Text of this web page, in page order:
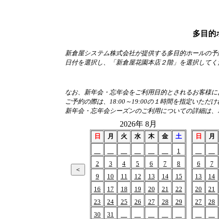
多目的
新倉屋システム株式会社が提供する多目的ホールの
日付を選択し、「新倉屋花園本店２階」を選択して
なお、新年会・忘年会をご利用目的とされるお客様
ご予約の際は、18:00～19:00の１時間を指定いただ
新年会・忘年会シーズンのご利用についての詳細は
2026年 8月
日 月 火 水 木 金
土
1
2
3 4 5 6 7
8
9
10 11 12 13 14
15
16
17 18 19 20 21
22
23
24 25 26 27 28
29
30
31
日 月
6
7
13
14
20
21
27
28